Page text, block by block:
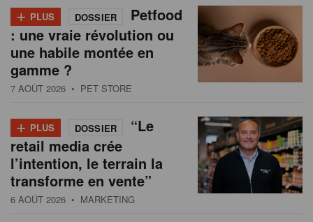
+ PLUS DOSSIER
Petfood
: une vraie révolution ou
une habile montée en
gamme ?
7 AOÛT 2026 • PET STORE
+ PLUS DOSSIER
“Le
retail media crée
l’intention, le terrain la
transforme en vente”
6 AOÛT 2026 • MARKETING